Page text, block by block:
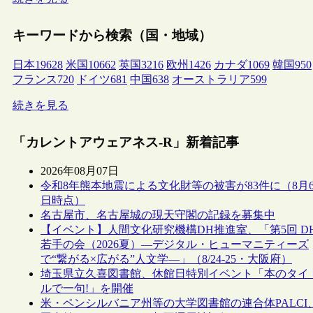
キーワードから検索（国・地域）
日本19628 米国 10662 英国3216 欧州 1426 カナダ1069 韓国950
フランス720 ドイツ681 中国638 オーストラリア599
続きを見る
「カレントアウェアネス-R」新着記事
2026年08月07日
令和8年熊本地震による文化財等の被害が83件に（8月
日時点）
名古屋市、名古屋城の現天守閣の記録を募集中
【イベント】人間文化研究機構DH推進室、「第5回
若手の会（2026夏）―デジタル・ヒューマニティーズ
で“繋がる×広がる”人文学―」（8/24-25・大阪府）
埼玉県立久喜図書館、休館日特別イベント「本のタイ
ルで一句!」を開催
米・ペンシルバニア州等の大学図書館の連合体PALCI、